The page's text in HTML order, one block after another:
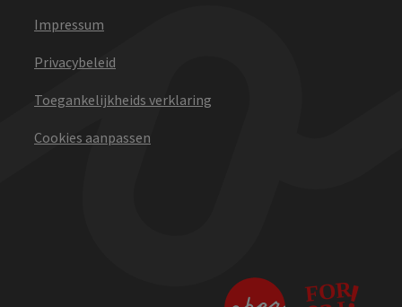
Impressum
Privacybeleid
Toegankelijkheids verklaring
Cookies aanpassen